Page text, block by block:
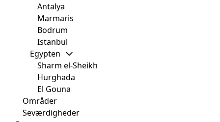
Antalya
Marmaris
Bodrum
Istanbul
Egypten
Sharm el-Sheikh
Hurghada
El Gouna
Områder
Seværdigheder